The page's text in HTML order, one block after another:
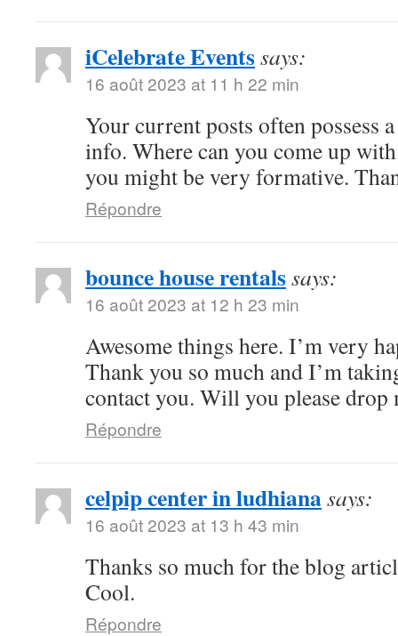
iCelebrate Eventssays:
16 août 2023 at 11 h 22 min
Your current posts often possess
info. Where can you come up
you might be very formative.
Répondre
bounce house rentalssays:
16 août 2023 at 12 h 23 min
Awesome things here. I’m very
Thank you so much and I’m
contact you. Will you please drop
Répondre
celpip center in ludhianasays:
16 août 2023 at 13 h 43 min
Thanks so much for the blog
Cool.
Répondre